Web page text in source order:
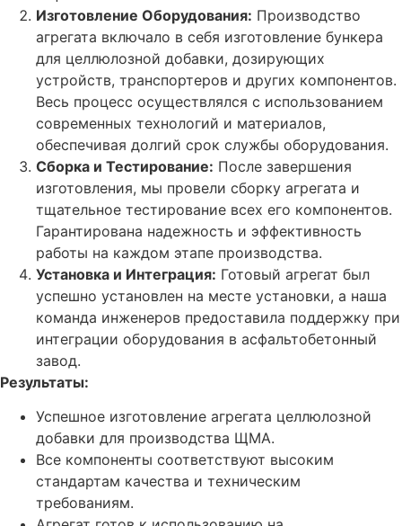
Изготовление Оборудования: Производство
агрегата включало в себя изготовление бункера
для целлюлозной добавки, дозирующих
устройств, транспортеров и других компонентов.
Весь процесс осуществлялся с использованием
современных технологий и материалов,
обеспечивая долгий срок службы оборудования.
Сборка и Тестирование: После завершения
изготовления, мы провели сборку агрегата и
тщательное тестирование всех его компонентов.
Гарантирована надежность и эффективность
работы на каждом этапе производства.
Установка и Интеграция: Готовый агрегат был
успешно установлен на месте установки, а наша
команда инженеров предоставила поддержку при
интеграции оборудования в асфальтобетонный
завод.
Результаты:
Успешное изготовление агрегата целлюлозной
добавки для производства ЩМА.
Все компоненты соответствуют высоким
стандартам качества и техническим
требованиям.